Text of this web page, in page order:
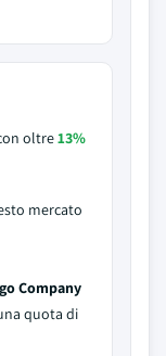
oltre13%
mercato
Company
quota di